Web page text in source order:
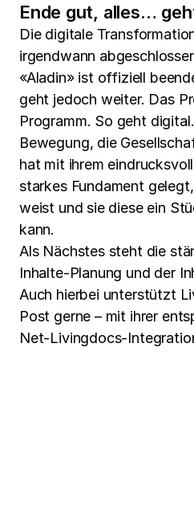
Ende gut, alles…
Die digitale
irgendwann
«Aladin» ist offiziell
geht jedoch weiter. Das
Programm. So geht
Bewegung, die
hat mit ihrem
starkes Fundament
weist und sie diese ein
kann.
Als Nächstes steht die
Inhalte-Planung und der
Auch hierbei unterstützt
Post gerne – mit ihrer
Net-Livingdocs-